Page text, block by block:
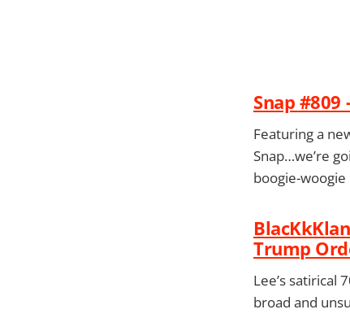
Snap
Featuring a
Snap…we’re
boogie-woogie
Trump
Lee’s satirical
broad and